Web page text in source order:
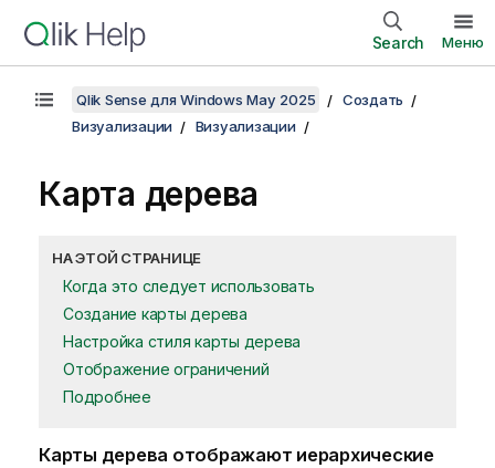
Search Меню
Qlik Sense для Windows May 2025
Создать
Визуализации
Визуализации
Карта дерева
НА ЭТОЙ СТРАНИЦЕ
Когда это следует использовать
Создание карты дерева
Настройка стиля карты дерева
Отображение ограничений
Подробнее
Карты дерева отображают иерархические